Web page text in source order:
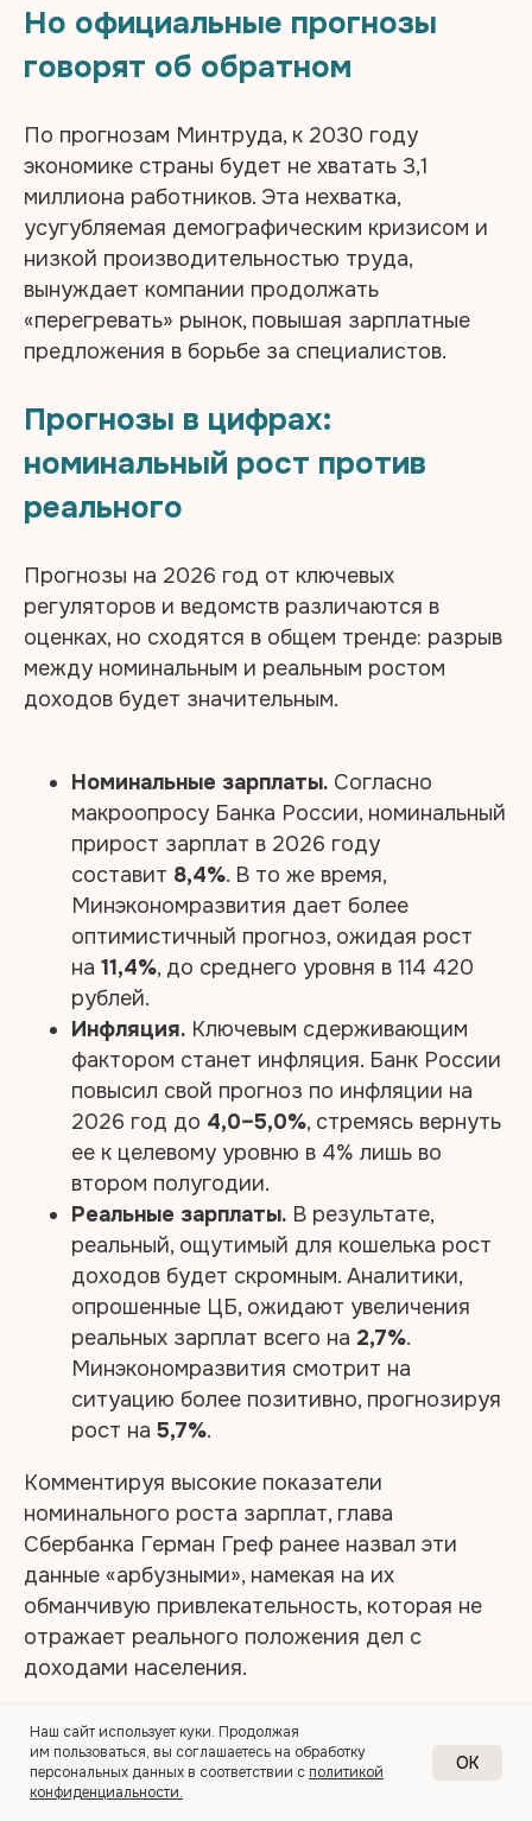
Но официальные прогнозы
говорят об обратном
По прогнозам Минтруда, к 2030 году
экономике страны будет не хватать 3,1
миллиона работников. Эта нехватка,
усугубляемая демографическим кризисом и
низкой производительностью труда,
вынуждает компании продолжать
«перегревать» рынок, повышая зарплатные
предложения в борьбе за специалистов.​
Прогнозы в цифрах:
номинальный рост против
реального
Прогнозы на 2026 год от ключевых
регуляторов и ведомств различаются в
оценках, но сходятся в общем тренде: разрыв
между номинальным и реальным ростом
доходов будет значительным.
Номинальные зарплаты. Согласно
макроопросу Банка России, номинальный
прирост зарплат в 2026 году
составит 8,4%. В то же время,
Минэкономразвития дает более
оптимистичный прогноз, ожидая рост
на 11,4%, до среднего уровня в 114 420
рублей.​
Инфляция. Ключевым сдерживающим
фактором станет инфляция. Банк России
повысил свой прогноз по инфляции на
2026 год до 4,0–5,0%, стремясь вернуть
ее к целевому уровню в 4% лишь во
втором полугодии.​
Реальные зарплаты. В результате,
реальный, ощутимый для кошелька рост
доходов будет скромным. Аналитики,
опрошенные ЦБ, ожидают увеличения
реальных зарплат всего на 2,7%.
Минэкономразвития смотрит на
ситуацию более позитивно, прогнозируя
рост на 5,7%.​
Комментируя высокие показатели
номинального роста зарплат, глава
Сбербанка Герман Греф ранее назвал эти
данные «арбузными», намекая на их
обманчивую привлекательность, которая не
отражает реального положения дел с
доходами населения.​
Победители и проигравшие: отраслевая
специфика
Наш сайт использует куки. Продолжая
им пользоваться, вы соглашаетесь на обработку
персональных данных в соответствии с политикой
конфиденциальности.
OK